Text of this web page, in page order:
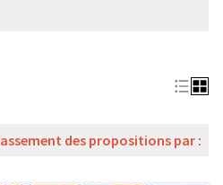
des propositions par :